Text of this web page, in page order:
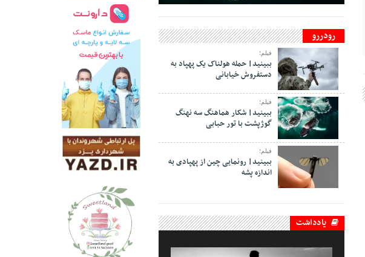
رودررو
فیلم؛
ببینید| حمله هولناک یک پهپاد به
دستفروش خیابانی
فیلم؛
ببینید| شکار هماهنگ سه نهنگ
گوژپشت با تور حبابی
فیلم؛
ببینید| رونمایی چین از پهپادی به
اندازه پشه
یادداشت